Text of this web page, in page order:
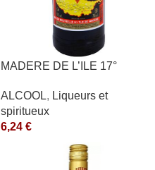
MADERE DE L’ILE 17°
ALCOOL, Liqueurs et
spiritueux
6,24 €